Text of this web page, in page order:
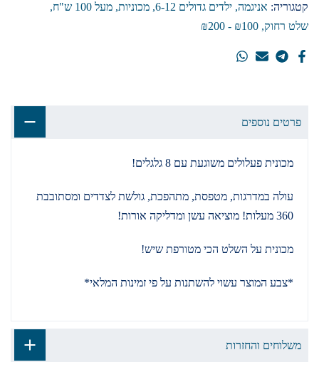
קטגוריה: אניגמה ילדים גדולים 6-12 מכוניות מעל 100 ש"ח
שלט רחוק ₪100 - ₪200
פרטים נוספים
מכונית פעלולים משוגעת עם 8 גלגלים!
עולה במדרגות, מטפסת, מתהפכת, גולשת לצדדים ומסתובבת
360 מעלות! מוציאה עשן ומדליקה אורות!
מכונית על השלט הכי מטורפת שיש!
*צבע המוצר עשוי להשתנות על פי זמינות המלאי*
משלוחים והחזרות